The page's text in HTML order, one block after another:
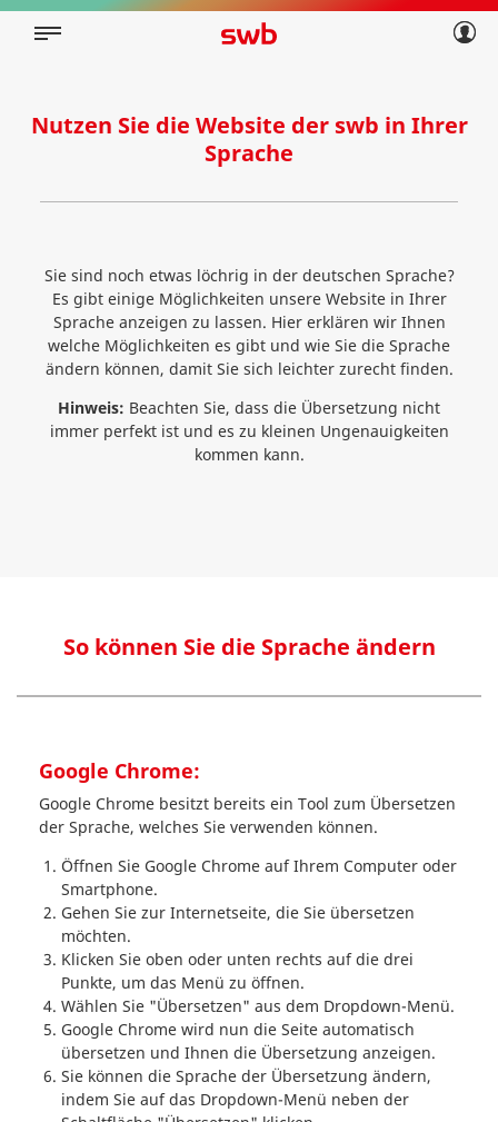
Privatkunden
Über swb
Nutzen Sie die Website der swb in Ihrer
Sprache
Sie sind noch etwas löchrig in der deutschen Sprache?
Es gibt einige Möglichkeiten unsere Website in Ihrer
Sprache anzeigen zu lassen. Hier erklären wir Ihnen
welche Möglichkeiten es gibt und wie Sie die Sprache
ändern können, damit Sie sich leichter zurecht finden.
Hinweis: Beachten Sie, dass die Übersetzung nicht
immer perfekt ist und es zu kleinen Ungenauigkeiten
kommen kann.
So können Sie die Sprache ändern
Google Chrome:
Google Chrome besitzt bereits ein Tool zum Übersetzen
der Sprache, welches Sie verwenden können.
Öffnen Sie Google Chrome auf Ihrem Computer oder
Smartphone.
Gehen Sie zur Internetseite, die Sie übersetzen
möchten.
Klicken Sie oben oder unten rechts auf die drei
Punkte, um das Menü zu öffnen.
Wählen Sie "Übersetzen" aus dem Dropdown-Menü.
Google Chrome wird nun die Seite automatisch
übersetzen und Ihnen die Übersetzung anzeigen.
Sie können die Sprache der Übersetzung ändern,
indem Sie auf das Dropdown-Menü neben der